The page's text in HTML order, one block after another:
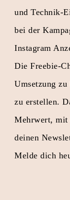
und Technik-
bei der
Instagram
Die Freebie-
Umsetzung
zu erstellen.
Mehrwert, mit
deinen
Melde dich